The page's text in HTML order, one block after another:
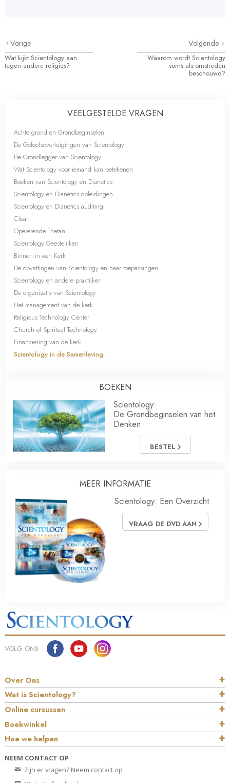
Vorige
Wat kijkt Scientology aan
tegen andere religies?
Volgende
Waarom wordt Scientology
soms als omstreden
beschouwd?
VEELGESTELDE VRAGEN
Achtergrond en Grondbeginselen
De Geloofsovertuigingen van Scientology
De Grondlegger van Scientology
Wat Scientology voor iemand kan betekenen
Boeken van Scientology en Dianetics
Scientology en Dianetics opleidingen
Scientology en Dianetics auditing
Clear
Opererende Thetan
Scientology Geestelijken
Binnen in een Kerk
De opvattingen van Scientology en haar toepassingen
Scientology en andere praktijken
De organisatie van Scientology
Het management van de kerk
Religious Technology Center
Church of Spiritual Technology
Financiering van de kerk
Scientology in de Samenleving
BOEKEN
Scientology:
De Grondbeginselen van het
Denken
BESTEL
MEER INFORMATIE
Scientology: Een Overzicht
VRAAG DE DVD AAN
VOLG ONS
Over Ons
Wat is Scientology?
Online cursussen
Boekwinkel
Hoe we helpen
NEEM CONTACT OP
Zijn er vragen? Neem contact op